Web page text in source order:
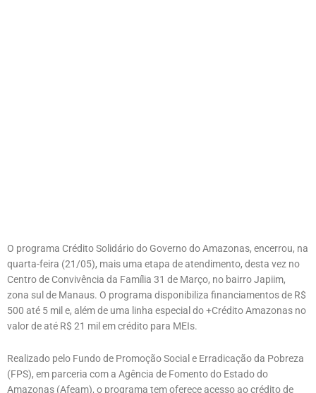
O programa Crédito Solidário do Governo do Amazonas, encerrou, na
quarta-feira (21/05), mais uma etapa de atendimento, desta vez no
Centro de Convivência da Família 31 de Março, no bairro Japiim,
zona sul de Manaus. O programa disponibiliza financiamentos de R$
500 até 5 mil e, além de uma linha especial do +Crédito Amazonas no
valor de até R$ 21 mil em crédito para MEIs.
Realizado pelo Fundo de Promoção Social e Erradicação da Pobreza
(FPS), em parceria com a Agência de Fomento do Estado do
Amazonas (Afeam), o programa tem oferece acesso ao crédito de